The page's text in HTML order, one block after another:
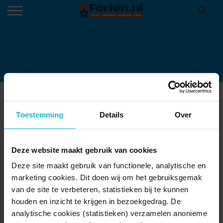
Toestemming Details Over
Deze website maakt gebruik van cookies
Deze site maakt gebruik van functionele, analytische en
marketing cookies. Dit doen wij om het gebruiksgemak
van de site te verbeteren, statistieken bij te kunnen
houden en inzicht te krijgen in bezoekgedrag. De
analytische cookies (statistieken) verzamelen anonieme
FORTKROMMENIE-04_RETINA